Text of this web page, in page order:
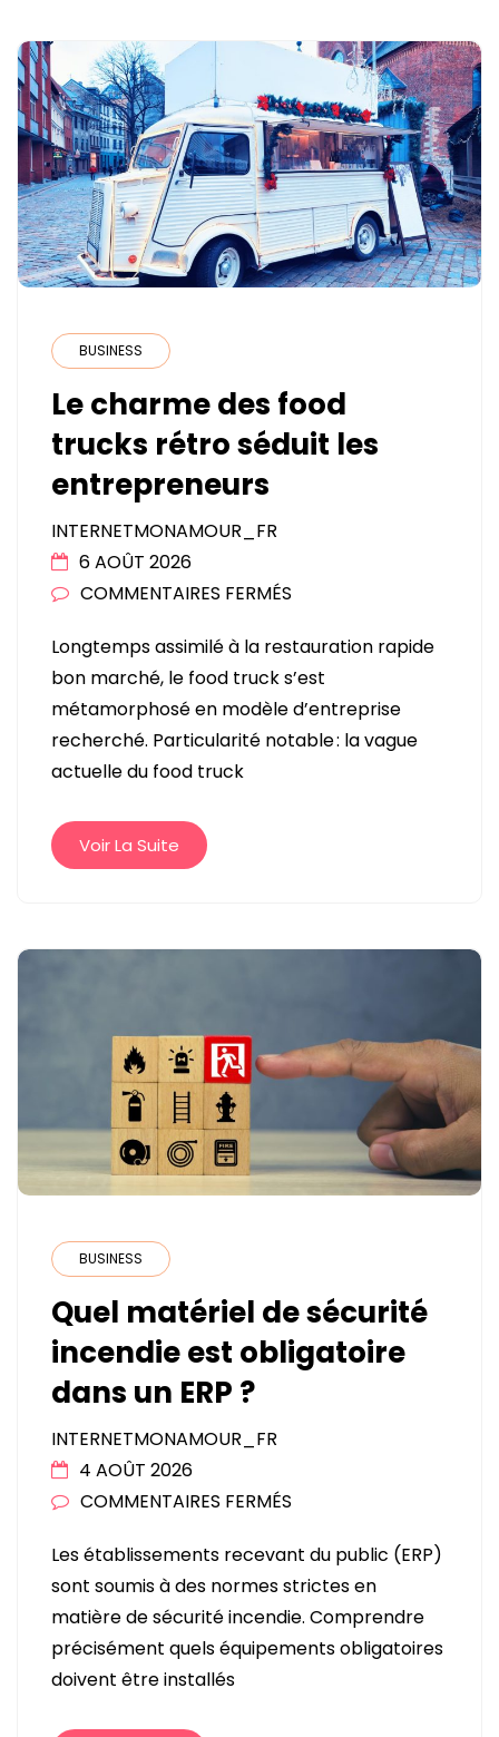
BUSINESS
Le charme des food
trucks rétro séduit les
entrepreneurs
INTERNETMONAMOUR_FR
6 AOÛT 2026
COMMENTAIRES FERMÉS
CHARME
DES
FOOD
TRUCKS
Longtemps assimilé à la restauration rapide
bon marché, le food truck s’est
métamorphosé en modèle d’entreprise
recherché. Particularité notable : la vague
actuelle du food truck
Voir La Suite
BUSINESS
Quel matériel de sécurité
incendie est obligatoire
dans un ERP ?
INTERNETMONAMOUR_FR
4 AOÛT 2026
COMMENTAIRES FERMÉS
MATÉRIEL
DE
SÉCURITÉ
INCENDIE
Les établissements recevant du public (ERP)
sont soumis à des normes strictes en
matière de sécurité incendie. Comprendre
précisément quels équipements obligatoires
doivent être installés